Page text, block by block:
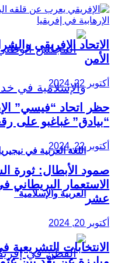
اللغة العربية في
العربية والإسلامية”
الاتحاد الإفريقي
الأمن
أكتوبر 22, 2024
حظر اتحاد “فيسي”
“بيادق” غباغبو على
أكتوبر 22, 2024
صمود الأبطال: ثورة
الاستعمار البريطاني
عشر
أكتوبر 20, 2024
الانتخابات